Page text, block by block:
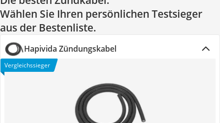
Wählen Sie Ihren persönlichen Testsieger
aus der Bestenliste.
Hapivida Zündungskabel
Vergleichssieger